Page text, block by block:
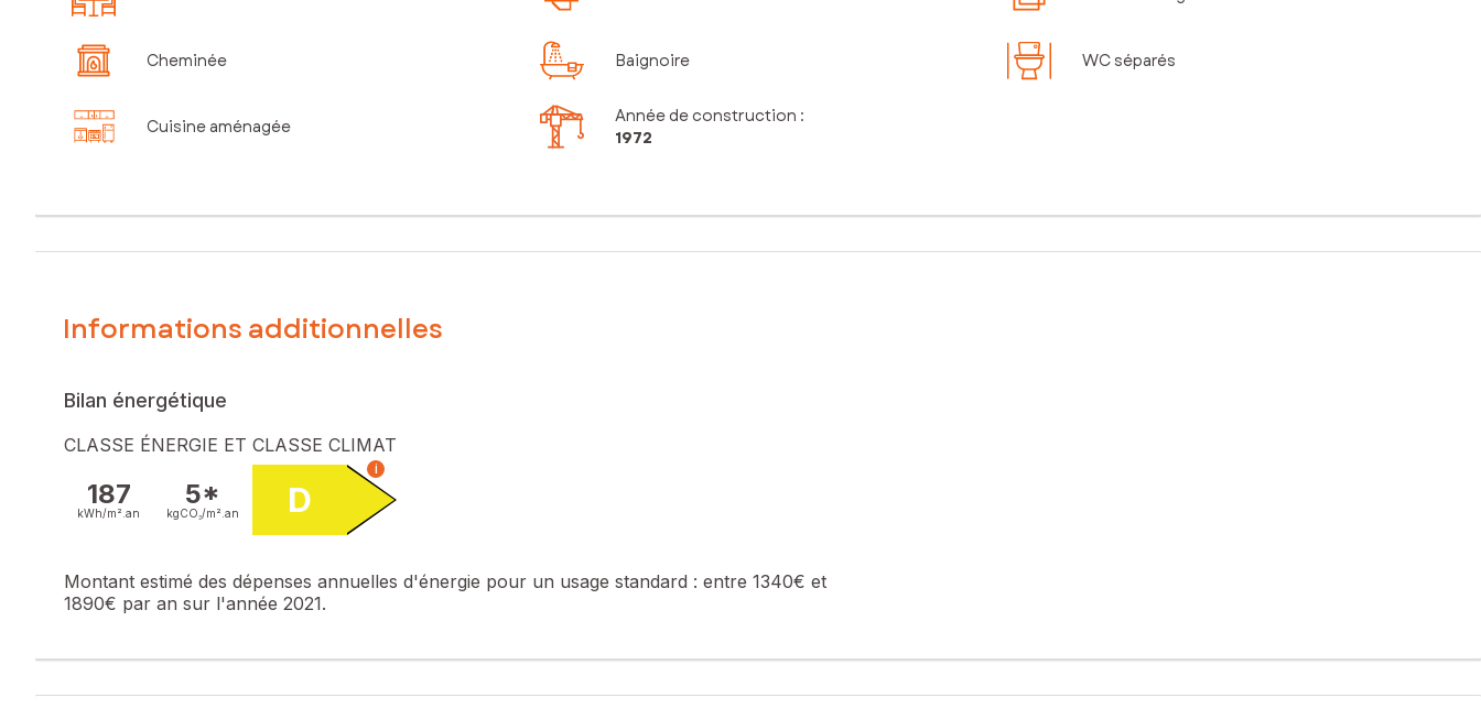
Cheminée Baignoire WC séparés
Cuisine aménagée
Année de construction :
1972
Informations additionnelles
Bilan énergétique
CLASSE ÉNERGIE ET CLASSE CLIMAT
187
kWh/m². an
5*
kgCO₂/m². an D
i
Montant estimé des dépenses annuelles d'énergie pour un usage standard : entre 1340€ et
1890€ par an sur l'année 2021.